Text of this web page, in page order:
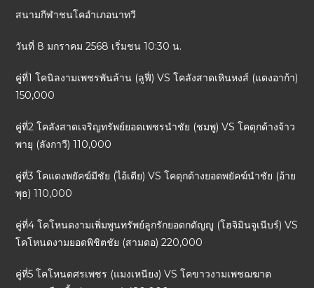
สนามกีฬาชนโคอำเภอนาทวี
วันที่ 8 มกราคม 2568 เริ่มชน 10:30 น.
คู่ที่1 โคนิลงามเพชรพันล้าน (ลูฟี่) VS โคลังสาดเหินหงส์ (แดงอาก้า)
150,000
คู่ที่2 โคลังสาดเจริญทรัพย์ยอดเพชรนำชัย (ชมพู) VS โคดุกด้างจ้าว
พายุ (ลังกาวี) 110,000
คู่ที่3 โคแดงพยัคฆ์มีชัย (ไอ้เตีย) VS โคดุกด้างยอดพยัคฆ์นำชัย (อ้าย
พุธ) 110,000
คู่ที่4 โคโหนดงามเพิ่มพูนทรัพย์ลูกรักยอดกตัญญู (โฮจิมินจูเนีบร์) VS
โคโหนดงามยอดพิชิตชัย (สามดอ) 220,000
คู่ที่5 โคโหนดศรเพชร (แมงเหนียง) VS โคขาวงามเพชฌฆาต